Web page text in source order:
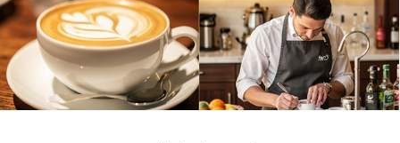
Stundendrei unterschiedliche Dessertkreationen und
Petit Foursin vierfacher Ausführung für die Jury
vorbereiten. Im Anschluss an die Vorbereitungszeit
hatten die Finalisten jeweils 20 Minuten Zeit, um ihre
insgesamt zwölf Teller der achtköpfigen Jury zu